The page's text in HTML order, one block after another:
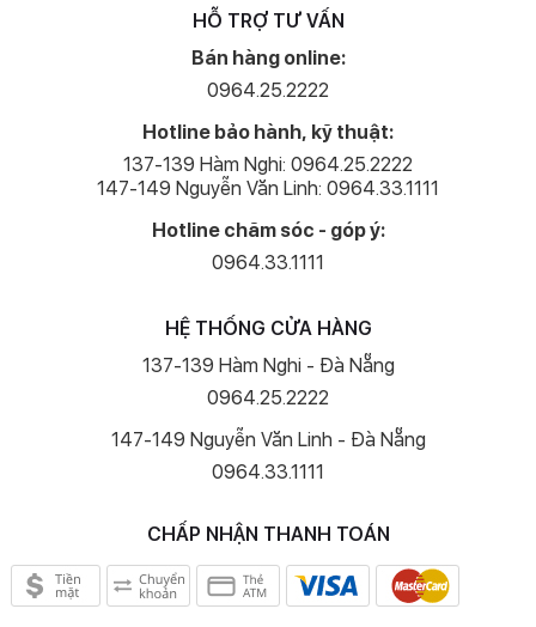
HỖ TRỢ TƯ VẤN
Bán hàng online:
0964.25.2222
Hotline bảo hành, kỹ thuật:
137-139 Hàm Nghi: 0964.25.2222
147-149 Nguyễn Văn Linh: 0964.33.1111
Hotline chăm sóc - góp ý:
0964.33.1111
HỆ THỐNG CỬA HÀNG
137-139 Hàm Nghi - Đà Nẵng
0964.25.2222
147-149 Nguyễn Văn Linh - Đà Nẵng
0964.33.1111
CHẤP NHẬN THANH TOÁN